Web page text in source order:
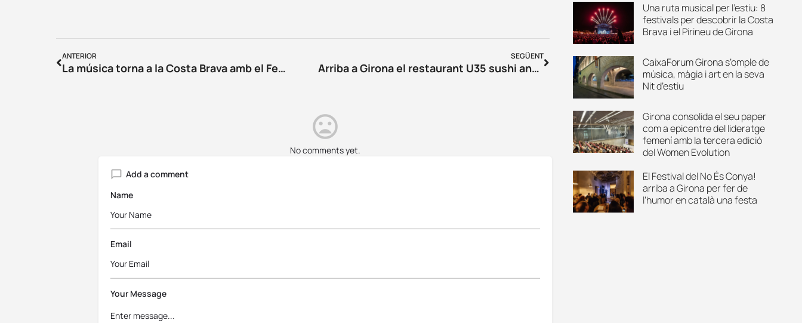
ANTERIOR
La música torna a la Costa Brava amb el Festival de Cap Roig
SEGÜENT
Arriba a Girona el restaurant U35 sushi and drinks de Platja d’Aro
No comments yet.
Add a comment
Name
Email
Your Message
Una ruta musical per l’estiu: 8
festivals per descobrir la Costa
Brava i el Pirineu de Girona
CaixaForum Girona s’omple de
música, màgia i art en la seva
Nit d’estiu
Girona consolida el seu paper
com a epicentre del lideratge
femení amb la tercera edició
del Women Evolution
El Festival del No És Conya!
arriba a Girona per fer de
l’humor en català una festa